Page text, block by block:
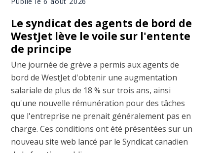
Le syndicat des agents de bord de
WestJet lève le voile sur l'entente
de principe
Une journée de grève a permis aux agents de
bord de WestJet d'obtenir une augmentation
salariale de plus de 18 % sur trois ans, ainsi
qu'une nouvelle rémunération pour des tâches
que l'entreprise ne prenait généralement pas en
charge. Ces conditions ont été présentées sur un
nouveau site web lancé par le Syndicat canadien